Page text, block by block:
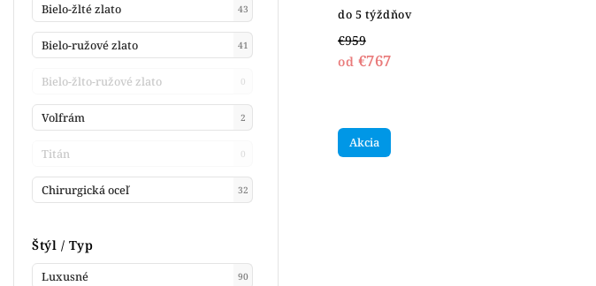
Bielo-žlté zlato 43
Bielo-ružové zlato 41
Bielo-žlto-ružové zlato 0
Volfrám 2
Titán 0
Chirurgická oceľ 32
Štýl / Typ
Luxusné 90
do 5 týždňov
€959
od €767
Akcia